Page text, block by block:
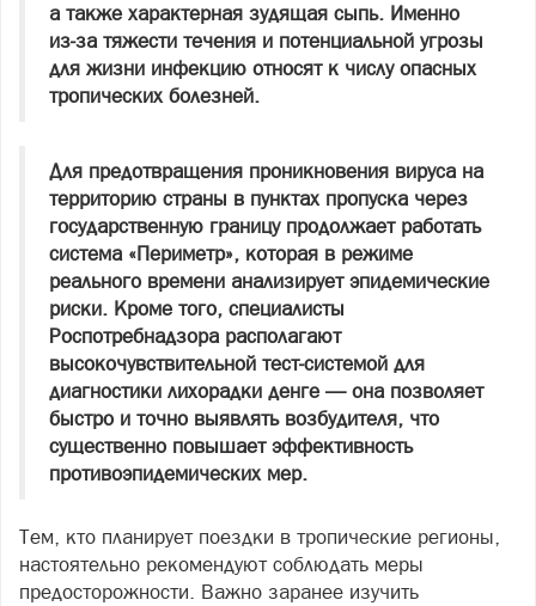
а также характерная зудящая сыпь. Именно
из‑за тяжести течения и потенциальной угрозы
для жизни инфекцию относят к числу опасных
тропических болезней.
Для предотвращения проникновения вируса на
территорию страны в пунктах пропуска через
государственную границу продолжает работать
система «Периметр», которая в режиме
реального времени анализирует эпидемические
риски. Кроме того, специалисты
Роспотребнадзора располагают
высокочувствительной тест‑системой для
диагностики лихорадки денге — она позволяет
быстро и точно выявлять возбудителя, что
существенно повышает эффективность
противоэпидемических мер.
Тем, кто планирует поездки в тропические регионы,
настоятельно рекомендуют соблюдать меры
предосторожности. Важно заранее изучить